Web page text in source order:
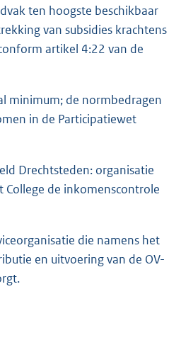
ten hoogste beschikbaar
van subsidies krachtens
artikel 4:22 van de
minimum; de normbedragen
in de Participatiewet
Drechtsteden: organisatie
College de inkomenscontrole
die namens het
en uitvoering van de OV-